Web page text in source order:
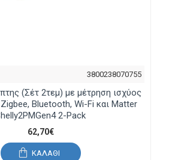
3800238070755
(Σέτ 2τεμ) με μέτρηση ισχύος
Bluetooth, Wi-Fi και Matter
2-Pack
62,70€
ΚΑΛΆΘΙ